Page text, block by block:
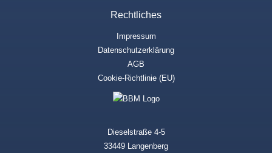
Rechtliches
Impressum
Datenschutzerklärung
AGB
Cookie-Richtlinie (EU)
Dieselstraße 4-5
33449 Langenberg